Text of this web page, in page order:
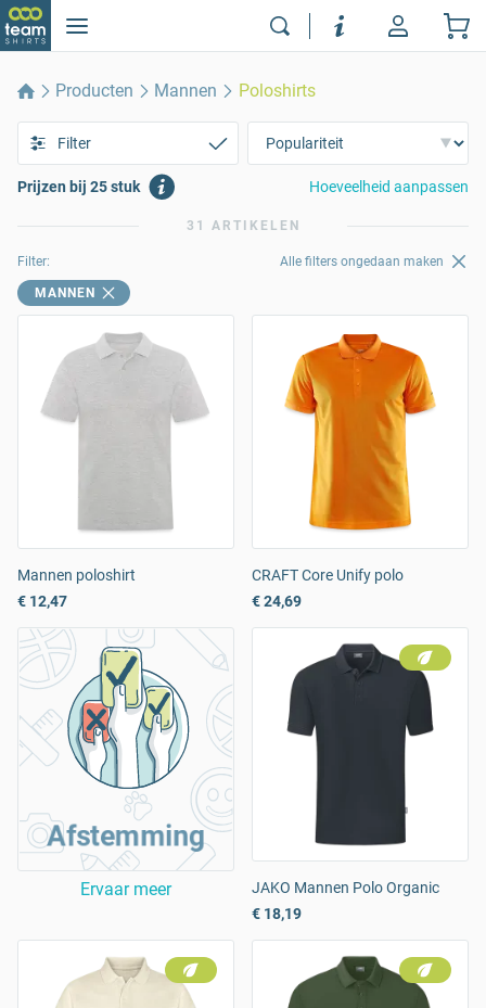
Producten Mannen Poloshirts
Filter
Prijzen bij 25 stuk Hoeveelheid aanpassen
31 ARTIKELEN
Filter: Alle filters ongedaan maken
MANNEN
Mannen poloshirt
€ 12,47
CRAFT Core Unify polo
€ 24,69
Afstemming
Ervaar meer
JAKO Mannen Polo Organic
€ 18,19